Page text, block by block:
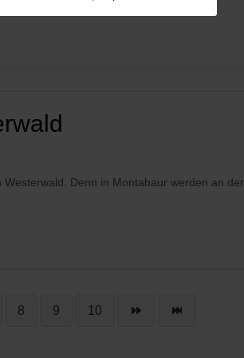
Denn in Montabaur werden an
8 9 10